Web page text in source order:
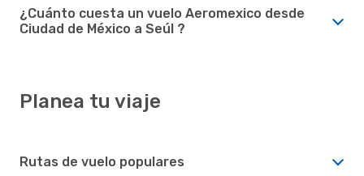
¿Cuánto cuesta un vuelo Aeromexico desde
Ciudad de México a Seúl ?
Planea tu viaje
Rutas de vuelo populares